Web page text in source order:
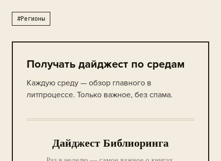
#Регионы
Получать дайджест по средам
Каждую среду — обзор главного в
литпроцессе. Только важное, без спама.
Дайджест Библиоринга